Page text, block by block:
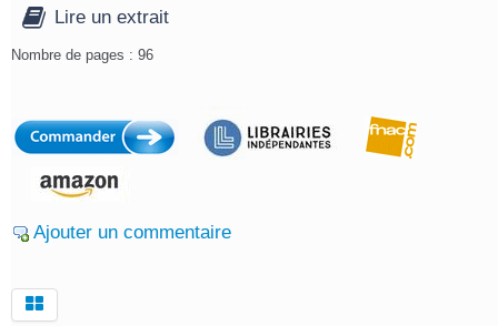
Lire un extrait
Nombre de pages : 96
Ajouter un commentaire